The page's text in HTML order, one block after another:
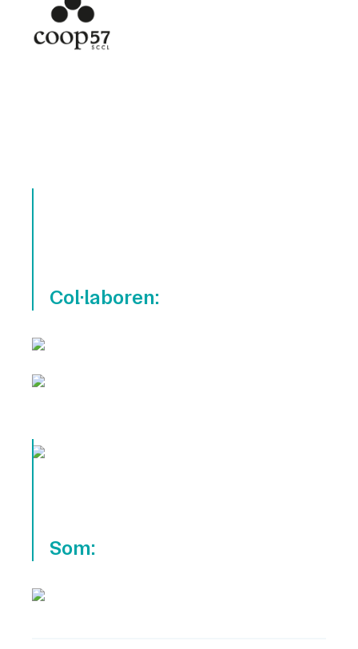
Col·laboren:
Som: